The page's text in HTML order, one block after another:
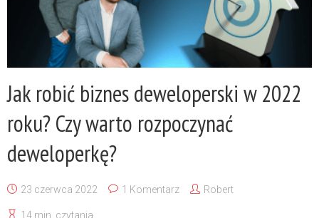
Jak robić biznes deweloperski w 2022
roku? Czy warto rozpoczynać
deweloperkę?
23 czerwca 2022 1 Komentarz Robert
14 min. czytania